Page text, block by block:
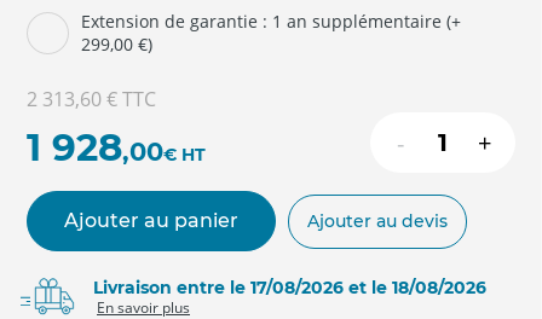
Extension de garantie : 1 an supplémentaire (+
299,00 €)
2 313,60 €TTC
1 928,00€ HT - +
Ajouter au panier Ajouter au devis
Livraison entre le 17/08/2026 et le 18/08/2026
En savoir plus